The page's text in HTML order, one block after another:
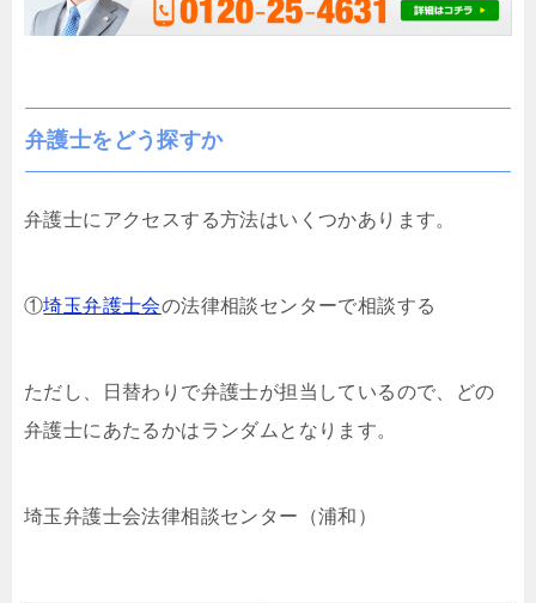
弁護士をどう探すか
弁護士にアクセスする方法はいくつかあります。
①埼玉弁護士会の法律相談センターで相談する
ただし、日替わりで弁護士が担当しているので、どの
弁護士にあたるかはランダムとなります。
埼玉弁護士会法律相談センター（浦和）